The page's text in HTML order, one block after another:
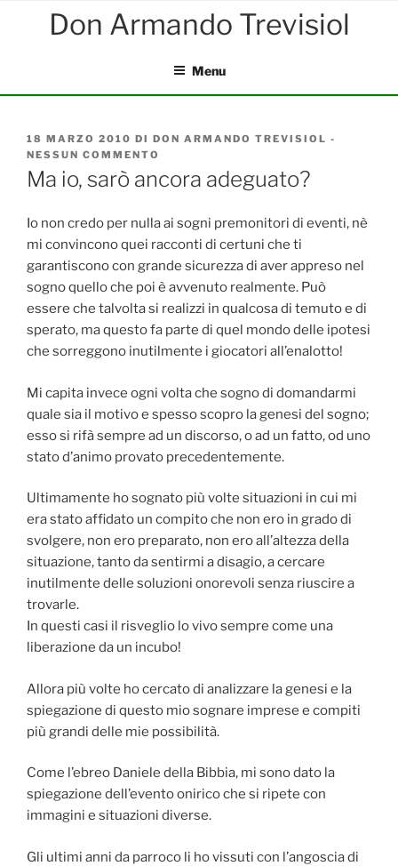
Menu
PUBBLICATO
IL
18 MARZO 2010 DI DON ARMANDO TREVISIOL -
NESSUN COMMENTO
IO,
ANCORA
ADEGUATO?
Ma io, sarò ancora adeguato?
Io non credo per nulla ai sogni premonitori di eventi, nè
mi convincono quei racconti di certuni che ti
garantiscono con grande sicurezza di aver appreso nel
sogno quello che poi è avvenuto realmente. Può
essere che talvolta si realizzi in qualcosa di temuto e di
sperato, ma questo fa parte di quel mondo delle ipotesi
che sorreggono inutilmente i giocatori all’enalotto!
Mi capita invece ogni volta che sogno di domandarmi
quale sia il motivo e spesso scopro la genesi del sogno;
esso si rifà sempre ad un discorso, o ad un fatto, od uno
stato d’animo provato precedentemente.
Ultimamente ho sognato più volte situazioni in cui mi
era stato affidato un compito che non ero in grado di
svolgere, non ero preparato, non ero all’altezza della
situazione, tanto da sentirmi a disagio, a cercare
inutilmente delle soluzioni onorevoli senza riuscire a
trovarle.
In questi casi il risveglio lo vivo sempre come una
liberazione da un incubo!
Allora più volte ho cercato di analizzare la genesi e la
spiegazione di questo mio sognare imprese e compiti
più grandi delle mie possibilità.
Come l’ebreo Daniele della Bibbia, mi sono dato la
spiegazione dell’evento onirico che si ripete con
immagini e situazioni diverse.
Gli ultimi anni da parroco li ho vissuti con l’angoscia di